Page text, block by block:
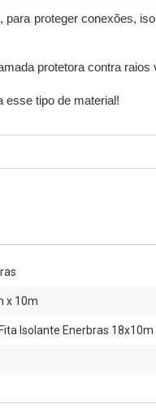
proteger conexões,
protetora contra raios
esse tipo de material!
x 10m
Isolante Enerbras 18x10m